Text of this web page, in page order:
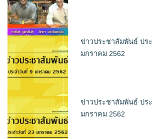
ข่าวประชาสัมพันธ์ ปร
มกราคม 2562
ข่าวประชาสัมพันธ์ ปร
มกราคม 2562